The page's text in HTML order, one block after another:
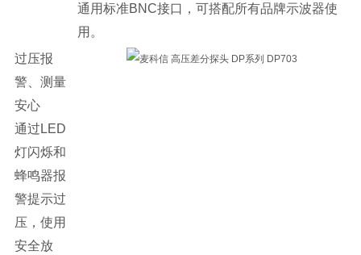
通用标准BNC接口，可搭配所有品牌示波器使
用。
过压报
警、测量
安心
通过LED
灯闪烁和
蜂鸣器报
警提示过
压，使用
安全放